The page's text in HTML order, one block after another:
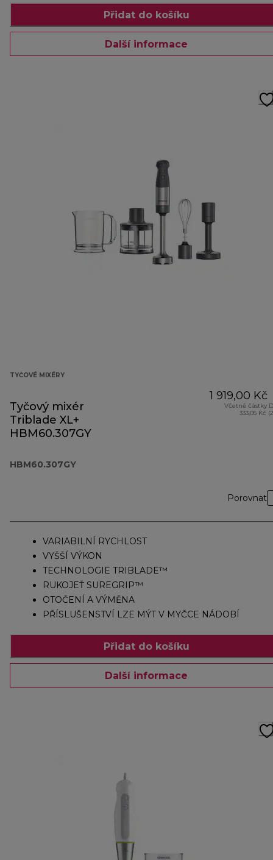
Přidat do košíku
Další informace
TYČOVÉ MIXÉRY
Tyčový mixér
Triblade XL+
HBM60.307GY
HBM60.307GY
1 919,00 Kč
Včetně částky
333,05 Kč
Porovnat
VARIABILNÍ RYCHLOST
VYŠŠÍ VÝKON
TECHNOLOGIE TRIBLADE™
RUKOJEŤ SUREGRIP™
OTOČENÍ A VÝMĚNA
PŘÍSLUŠENSTVÍ LZE MÝT V MYČCE NÁDOBÍ
Přidat do košíku
Další informace